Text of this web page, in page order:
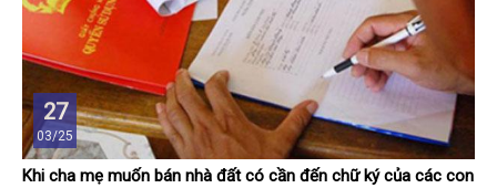
27
03/25
Khi cha mẹ muốn bán nhà đất có cần đến chữ ký của các con